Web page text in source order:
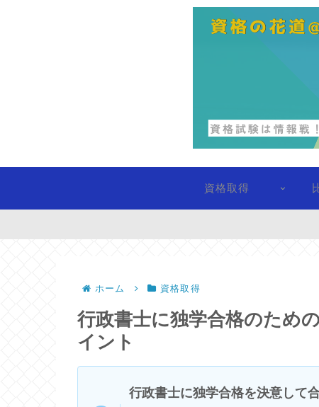
資格取得
ホーム 資格取得
行政書士に独学合格のため
イント
行政書士に独学合格を決意して